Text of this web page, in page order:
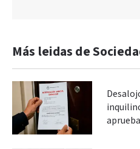
Más leidas de